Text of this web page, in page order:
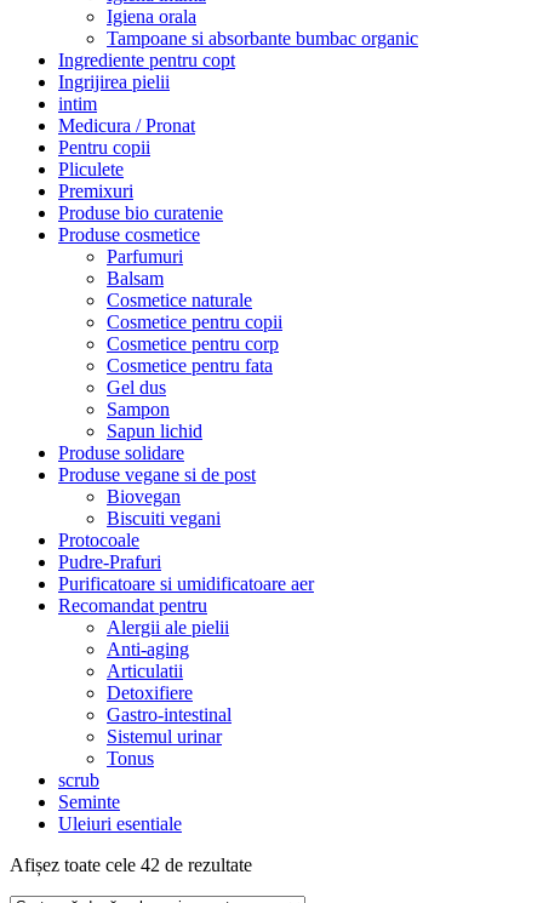
Igiena orala
Tampoane si absorbante bumbac organic
Ingrediente pentru copt
Ingrijirea pielii
intim
Medicura / Pronat
Pentru copii
Pliculete
Premixuri
Produse bio curatenie
Produse cosmetice
Parfumuri
Balsam
Cosmetice naturale
Cosmetice pentru copii
Cosmetice pentru corp
Cosmetice pentru fata
Gel dus
Sampon
Sapun lichid
Produse solidare
Produse vegane si de post
Biovegan
Biscuiti vegani
Protocoale
Pudre-Prafuri
Purificatoare si umidificatoare aer
Recomandat pentru
Alergii ale pielii
Anti-aging
Articulatii
Detoxifiere
Gastro-intestinal
Sistemul urinar
Tonus
scrub
Seminte
Uleiuri esentiale
Afișez toate cele 42 de rezultateSortat